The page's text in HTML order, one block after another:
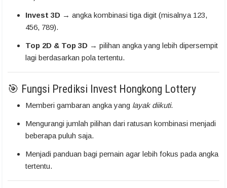
Invest 3D → angka kombinasi tiga digit (misalnya 123,
456, 789).
Top 2D & Top 3D → pilihan angka yang lebih dipersempit
lagi berdasarkan pola tertentu.
🎯 Fungsi Prediksi Invest Hongkong Lottery
Memberi gambaran angka yang layak diikuti.
Mengurangi jumlah pilihan dari ratusan kombinasi menjadi
beberapa puluh saja.
Menjadi panduan bagi pemain agar lebih fokus pada angka
tertentu.